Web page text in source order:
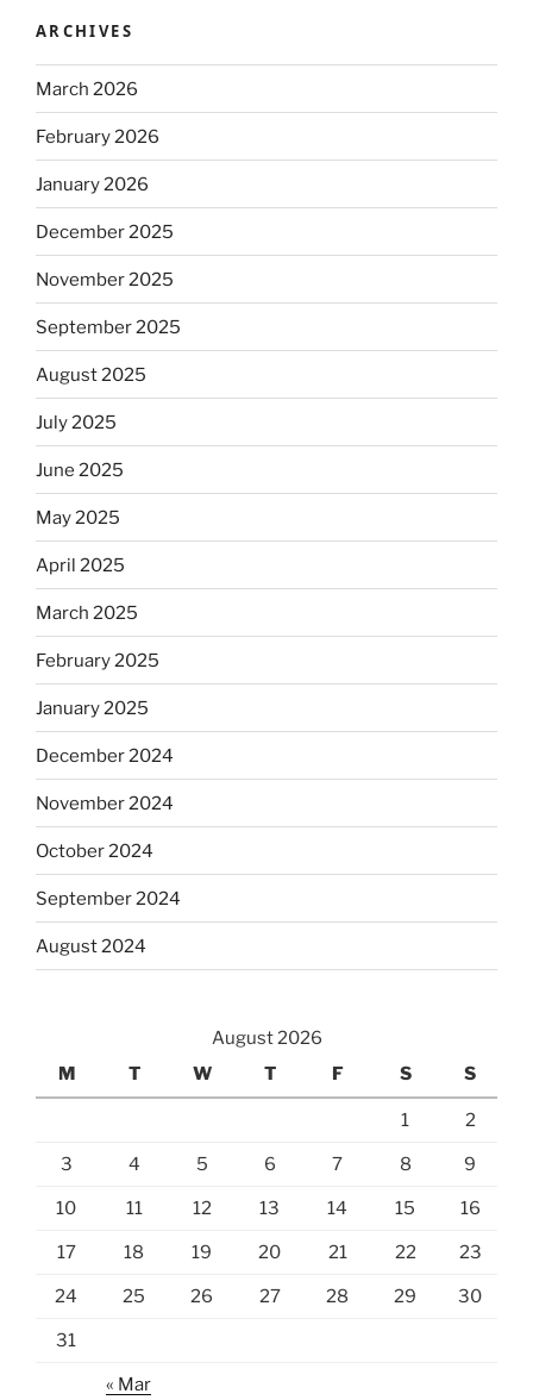
ARCHIVES
March 2026
February 2026
January 2026
December 2025
November 2025
September 2025
August 2025
July 2025
June 2025
May 2025
April 2025
March 2025
February 2025
January 2025
December 2024
November 2024
October 2024
September 2024
August 2024
August 2026
M
T W T F S S
1 2
3 4 5 6 7 8 9
10 11 12 13 14 15 16
17 18 19 20 21 22 23
24 25 26 27 28 29 30
31
« Mar